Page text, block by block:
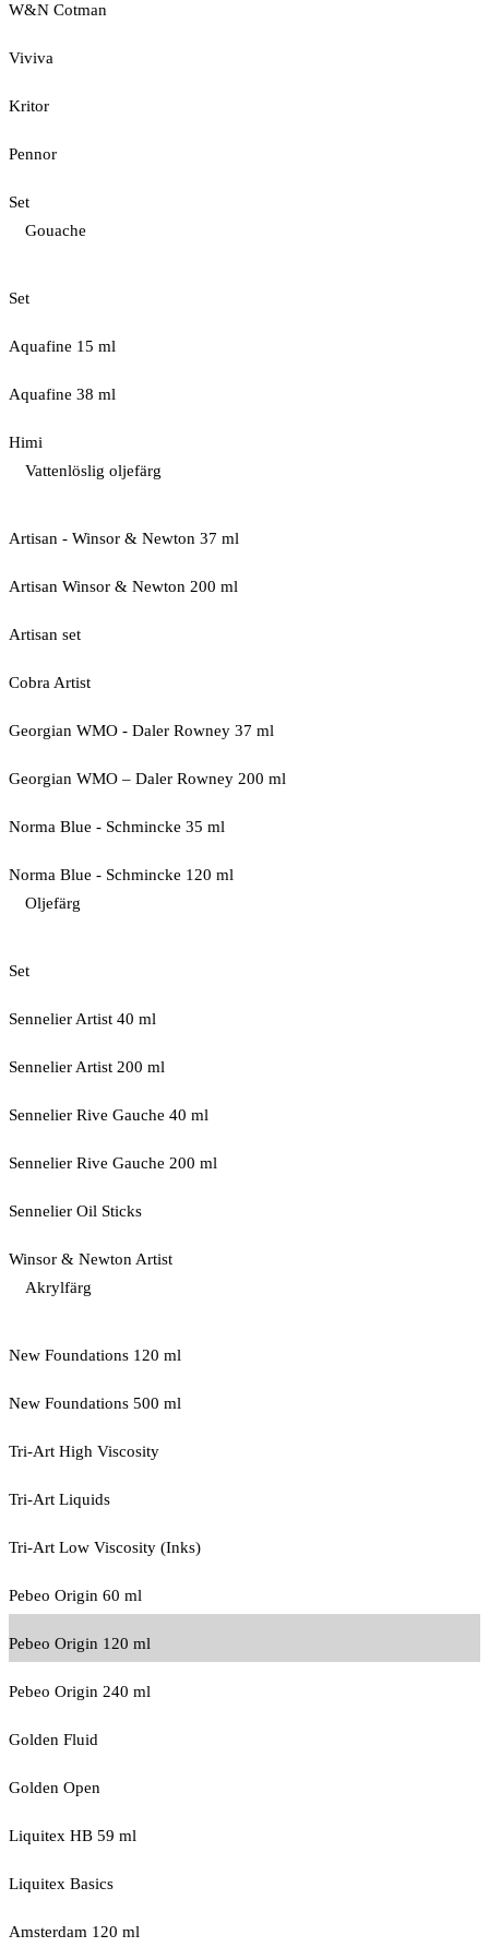
W&N Cotman
Viviva
Kritor
Pennor
Set
Gouache
Set
Aquafine 15 ml
Aquafine 38 ml
Himi
Vattenlöslig oljefärg
Artisan - Winsor & Newton 37 ml
Artisan Winsor & Newton 200 ml
Artisan set
Cobra Artist
Georgian WMO - Daler Rowney 37 ml
Georgian WMO – Daler Rowney 200 ml
Norma Blue - Schmincke 35 ml
Norma Blue - Schmincke 120 ml
Oljefärg
Set
Sennelier Artist 40 ml
Sennelier Artist 200 ml
Sennelier Rive Gauche 40 ml
Sennelier Rive Gauche 200 ml
Sennelier Oil Sticks
Winsor & Newton Artist
Akrylfärg
New Foundations 120 ml
New Foundations 500 ml
Tri-Art High Viscosity
Tri-Art Liquids
Tri-Art Low Viscosity (Inks)
Pebeo Origin 60 ml
Pebeo Origin 120 ml
Pebeo Origin 240 ml
Golden Fluid
Golden Open
Liquitex HB 59 ml
Liquitex Basics
Amsterdam 120 ml